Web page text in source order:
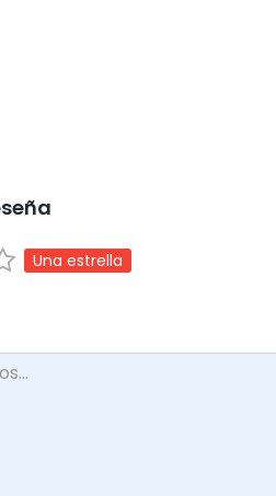
Una estrella